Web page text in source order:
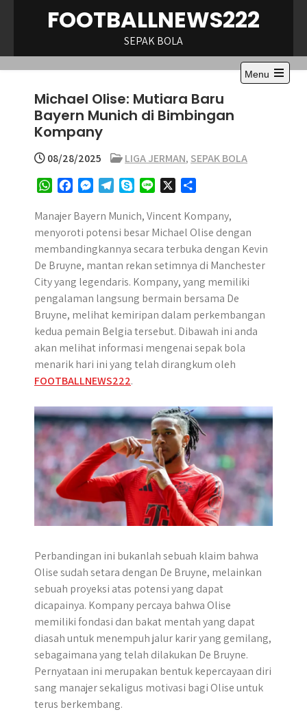
FOOTBALLNEWS222
SEPAK BOLA
Menu
Open
Michael Olise: Mutiara Baru
Bayern Munich di Bimbingan
Kompany
08/28/2025 LIGA JERMAN, SEPAK BOLA
W
a
t
s
A
p
c
e
b
o
k
s
s
e
n
r
l
e
g
r
y
p
e
n
e
a
r
e
Manajer Bayern Munich, Vincent Kompany,
menyoroti potensi besar Michael Olise dengan
membandingkannya secara terbuka dengan Kevin
De Bruyne, mantan rekan setimnya di Manchester
City yang legendaris. Kompany, yang memiliki
pengalaman langsung bermain bersama De
Bruyne, melihat kemiripan dalam perkembangan
kedua pemain Belgia tersebut. Dibawah ini anda
akan melihat informasi mengenai sepak bola
menarik hari ini yang telah dirangkum oleh
FOOTBALLNEWS222.
Perbandingan ini bukanlah sebuah klaim bahwa
Olise sudah setara dengan De Bruyne, melainkan
sebuah proyeksi atas potensi yang dapat
dicapainya. Kompany percaya bahwa Olise
memiliki fondasi dan bakat mentah yang dapat
diasah untuk menempuh jalur karir yang gemilang,
sebagaimana yang telah dilakukan De Bruyne.
Pernyataan ini merupakan bentuk kepercayaan diri
sang manajer sekaligus motivasi bagi Olise untuk
terus berkembang.